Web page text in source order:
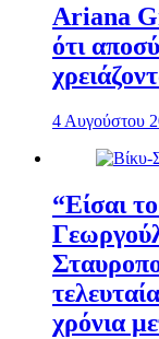
Ariana
ότι
4 Αυγούστου
“Είσαι
χρόνια